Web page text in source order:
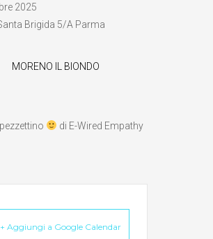
2025
Brigida 5/A Parma
MORENO IL BIONDO
di E-Wired Empathy
+ Aggiungi a Google Calendar